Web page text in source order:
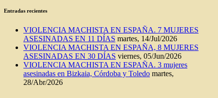
Entradas recientes
VIOLENCIA MACHISTA EN ESPAÑA. 7 MUJERES
ASESINADAS EN 11 DÍAS martes, 14/Jul/2026
VIOLENCIA MACHISTA EN ESPAÑA, 8 MUJERES
ASESINADAS EN 30 DÍAS viernes, 05/Jun/2026
VIOLENCIA MACHISTA EN ESPAÑA. 3 mujeres
asesinadas en Bizkaia, Córdoba y Toledo martes,
28/Abr/2026